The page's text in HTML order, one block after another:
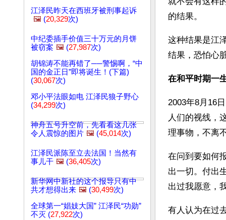
江泽民昨天在西班牙被刑事起诉
🖼️ (20,329次)
中纪委插手价值三十万元的月饼
被窃案 🖼️ (27,987次)
胡锦涛不能再错了──警惕啊，“中
国的金正日”即将诞生！(下篇)
(30,067次)
邓小平法眼如电 江泽民狼子野心
(34,299次)
神舟五号升空前，先看看这几张
令人震惊的图片 🖼️ (45,014次)
江泽民派陈至立去法国！当然有
事儿干 🖼️ (36,405次)
新华网中新社的这个报导只有中
共才想得出来 🖼️ (30,499次)
全球第一“娼妓大国” 江泽民“功勋”
不灭 (27,922次)
的结果。
这种结果是江
结果，恐怕心
在和平时期一
2003年8月16
人们的视线，
理事物，不离
在问到要如何
出一切。付出
出过我愿意，
有人认为在过